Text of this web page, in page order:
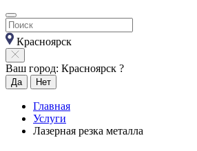
Красноярск
Ваш город: Красноярск ?
Да Нет
Главная
Услуги
Лазерная резка металла